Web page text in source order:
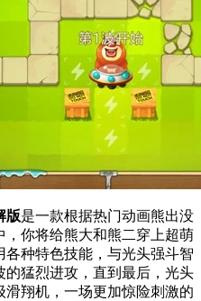
版是一款根据热门动画熊出没
，你将给熊大和熊二穿上超萌
种特色技能，与光头强斗智
猛烈进攻，直到最后，光头
翔机，一场更加惊险刺激的